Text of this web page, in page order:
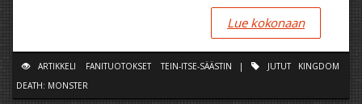
Lue kokonaan
ARTIKKELI FANITUOTOKSET TEIN-ITSE-SÄÄSTIN | JUTUT
KINGDOM
DEATH: MONSTER